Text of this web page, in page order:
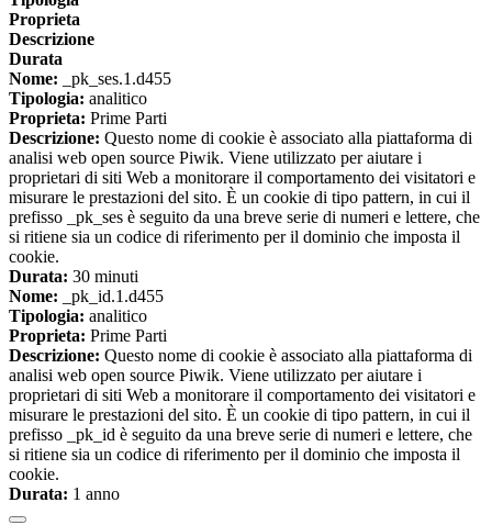
Proprieta
Descrizione
Durata
Nome: _pk_ses.1.d455
Tipologia: analitico
Proprieta: Prime Parti
Descrizione: Questo nome di cookie è associato alla piattaforma di
analisi web open source Piwik. Viene utilizzato per aiutare i
proprietari di siti Web a monitorare il comportamento dei visitatori e
misurare le prestazioni del sito. È un cookie di tipo pattern, in cui il
prefisso _pk_ses è seguito da una breve serie di numeri e lettere, che
si ritiene sia un codice di riferimento per il dominio che imposta il
cookie.
Durata: 30 minuti
Nome: _pk_id.1.d455
Tipologia: analitico
Proprieta: Prime Parti
Descrizione: Questo nome di cookie è associato alla piattaforma di
analisi web open source Piwik. Viene utilizzato per aiutare i
proprietari di siti Web a monitorare il comportamento dei visitatori e
misurare le prestazioni del sito. È un cookie di tipo pattern, in cui il
prefisso _pk_id è seguito da una breve serie di numeri e lettere, che
si ritiene sia un codice di riferimento per il dominio che imposta il
cookie.
Durata: 1 anno